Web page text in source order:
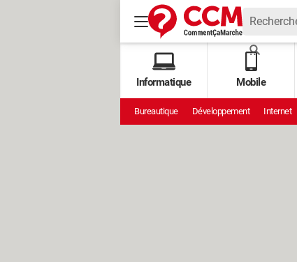
Informatique Mobile
Bureautique Développement Internet